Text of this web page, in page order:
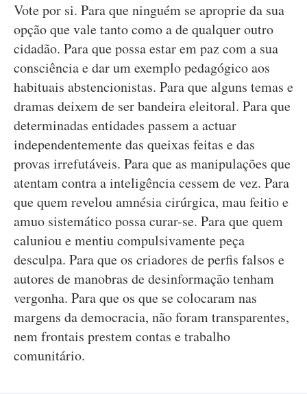
Vote por si. Para que ninguém se aproprie da sua
opção que vale tanto como a de qualquer outro
cidadão. Para que possa estar em paz com a sua
consciência e dar um exemplo pedagógico aos
habituais abstencionistas. Para que alguns temas e
dramas deixem de ser bandeira eleitoral. Para que
determinadas entidades passem a actuar
independentemente das queixas feitas e das
provas irrefutáveis. Para que as manipulações que
atentam contra a inteligência cessem de vez. Para
que quem revelou amnésia cirúrgica, mau feitio e
amuo sistemático possa curar-se. Para que quem
caluniou e mentiu compulsivamente peça
desculpa. Para que os criadores de perfis falsos e
autores de manobras de desinformação tenham
vergonha. Para que os que se colocaram nas
margens da democracia, não foram transparentes,
nem frontais prestem contas e trabalho
comunitário.